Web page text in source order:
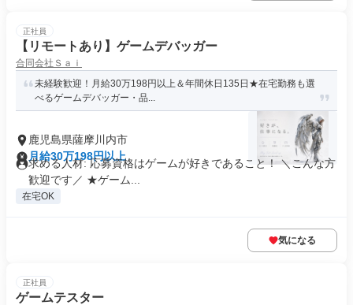
正社員
【リモートあり】ゲームデバッガー
合同会社Ｓａｉ
未経験歓迎！月給30万198円以上＆年間休日135日★在宅勤務も選
べるゲームデバッガー・品...
鹿児島県薩摩川内市
月給30万198円以上
求める人材: 応募資格はゲームが好きであること！ ＼こんな方
歓迎です／ ★ゲーム...
在宅OK
気になる
正社員
ゲームテスター